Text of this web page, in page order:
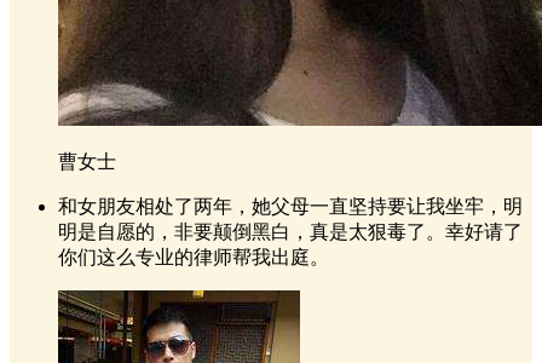
曹女士
和女朋友相处了两年，她父母一直坚持要让我坐牢，明
明是自愿的，非要颠倒黑白，真是太狠毒了。幸好请了
你们这么专业的律师帮我出庭。